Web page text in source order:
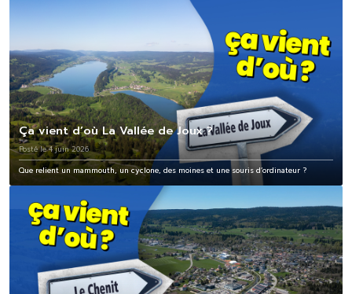
Ça vient d’où La Vallée de Joux ?
Posté le 4 juin 2026
Que relient un mammouth, un cyclone, des moines et une souris d’ordinateur ?